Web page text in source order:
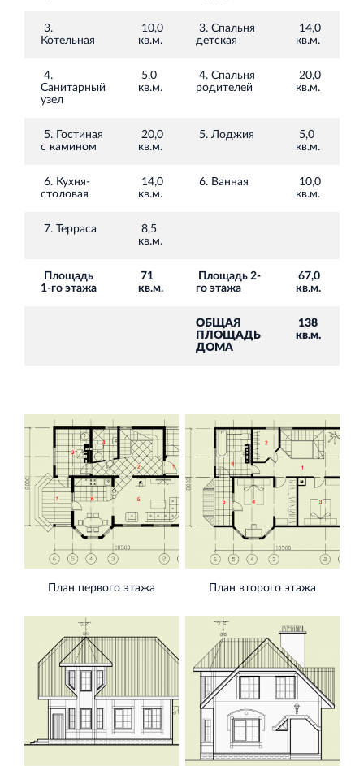
Кингисеппе
Кингисепп
3.
Котельная
10,0
кв.м.
3. Спальня
детская
14,0
кв.м.
4.
Санитарный
узел
5,0
кв.м.
4. Спальня
родителей
20,0
кв.м.
5. Гостиная
с камином
20,0
кв.м.
5. Лоджия
5,0
кв.м.
6. Кухня-
столовая
14,0
кв.м.
6. Ванная
10,0
кв.м.
7. Терраса
8,5
кв.м.
Площадь
1-го этажа
71
кв.м.
Площадь 2-
го этажа
67,0
кв.м.
ОБЩАЯ
ПЛОЩАДЬ
ДОМА
138
кв.м.
План первого этажа План второго этажа